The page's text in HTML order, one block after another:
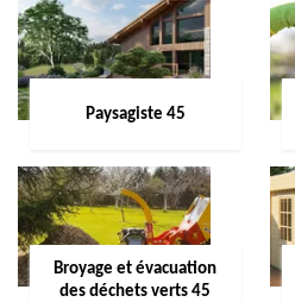
Paysagiste 45
Broyage et évacuation
des déchets verts 45